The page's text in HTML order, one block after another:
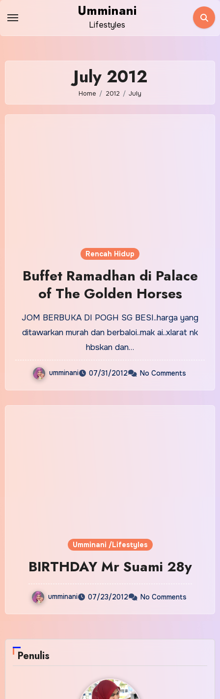
content
Umminani
Lifestyles
July 2012
Home 2012 July
Rencah Hidup
Buffet Ramadhan di Palace
of The Golden Horses
JOM BERBUKA DI POGH SG BESI..harga yang
ditawarkan murah dan berbaloi..mak ai..xlarat nk
hbskan dan…
umminani 07/31/2012 No Comments
Umminani /Lifestyles
BIRTHDAY Mr Suami 28y
umminani 07/23/2012 No Comments
Penulis